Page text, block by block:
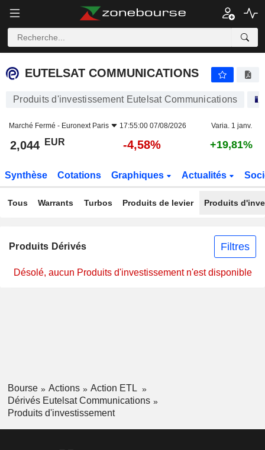
EUTELSAT COMMUNICATIONS
EUTELSAT COMMUNICATIONS
Produits d'investissement Eutelsat Communications
Marché Fermé - Euronext Paris 17:55:00 07/08/2026 Varia. 1 janv.
2,044 EUR -4,58% +19,81%
Synthèse Cotations Graphiques Actualités
Tous Warrants Turbos Produits de levier Produits
Produits Dérivés Filtres
Désolé, aucun Produits d'investissement n'est disponible
Bourse Actions
Action ETL
Dérivés Eutelsat Communications
Produits d'investissement